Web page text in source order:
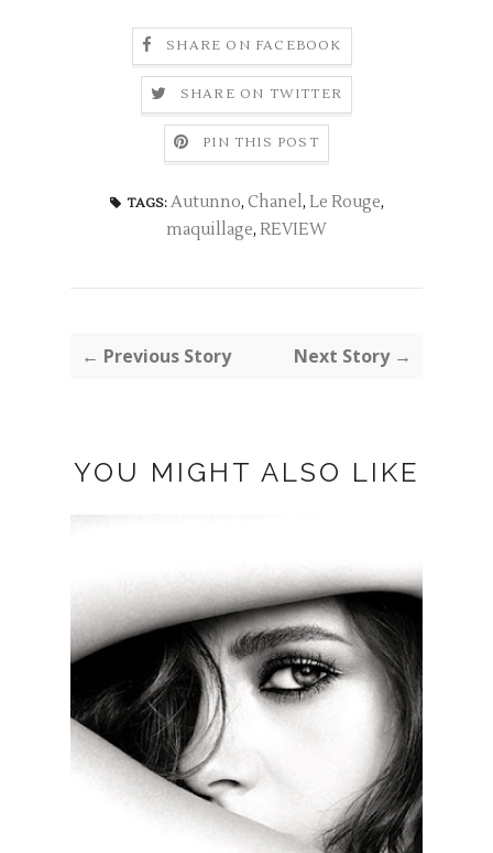
SHARE ON FACEBOOK
SHARE ON TWITTER
PIN THIS POST
TAGS: Autunno, Chanel, Le Rouge,
maquillage, REVIEW
← Previous Story Next Story →
YOU MIGHT ALSO LIKE